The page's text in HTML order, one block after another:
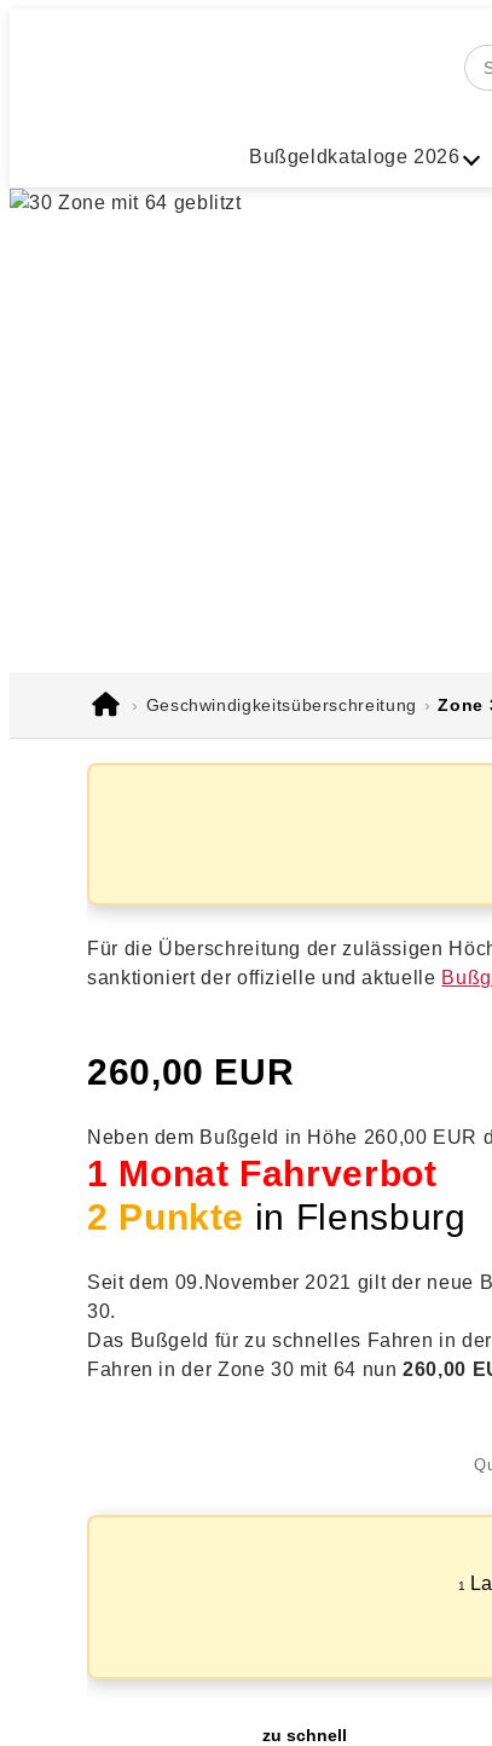
Bußgeldkataloge 2026
Geschwindigkeitsüberschreitung Zone
Für die Überschreitung der zulässigen
sanktioniert der offizielle und aktuelle
260,00 EUR
Neben dem Bußgeld in Höhe 260,00 EUR
1 Monat Fahrverbot
2 Punkte in Flensburg
Seit dem 09.November 2021 gilt der neue
30.
Das Bußgeld für zu schnelles Fahren in
Fahren in der Zone 30 mit 64 nun260,00
1
zu schnell